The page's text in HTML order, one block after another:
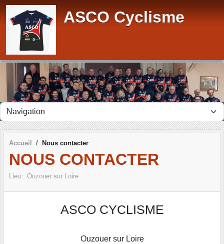
ASCO Cyclisme
Accueil Nous contacter
NOUS CONTACTER
Lieu : Ouzouer sur Loire
ASCO CYCLISME
Ouzouer sur Loire
Panneau de gestion des cookies